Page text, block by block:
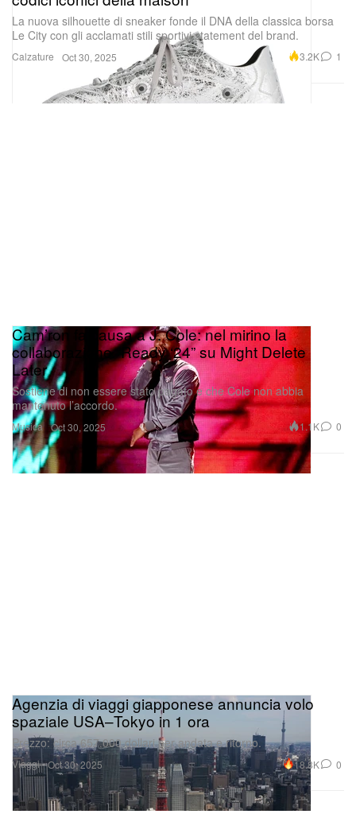
Calzature
La nuova silhouette di sneaker fonde il DNA della classica borsa
Le City con gli acclamati stili sportivi statement del brand.
Oct 30, 2025 3.2K 1
Musica
Cam’ron fa causa a J. Cole: nel mirino la
collaborazione “Ready ‘24” su Might Delete
Later
Sostiene di non essere stato pagato e che Cole non abbia
mantenuto l’accordo.
Oct 30, 2025 1.1K 0
Viaggi
Agenzia di viaggi giapponese annuncia volo
spaziale USA–Tokyo in 1 ora
Prezzo: circa 657.000 dollari per andata e ritorno.
Oct 30, 2025 18.8K 0